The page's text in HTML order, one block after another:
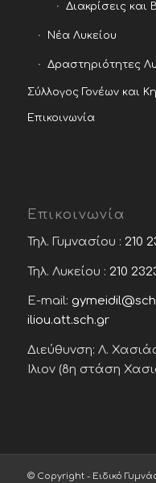
Διακρίσεις και
Νέα Λυκείου
Δραστηριότητες
Σύλλογος Γονέων και
Επικοινωνία
Επικοινωνία
Τηλ. Γυμνασίου : 210
Τηλ. Λυκείου : 210
E-mail:
iliou.att.sch.gr
Διεύθυνση: Λ.
Ίλιον (8η στάση
© Copyright - Ειδικό